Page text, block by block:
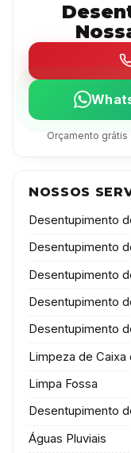
Orçamento grátis
NOSSOS
Desentupimento
Desentupimento
Desentupimento
Desentupimento
Desentupimento
Limpeza de Caixa
Limpa Fossa
Desentupimento
Águas Pluviais